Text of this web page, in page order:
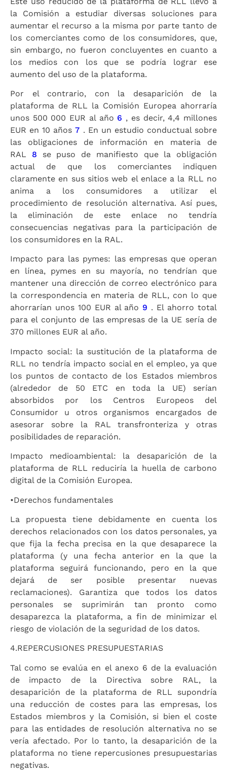
la Comisión a estudiar diversas soluciones para
aumentar el recurso a la misma por parte tanto de
los comerciantes como de los consumidores, que,
sin embargo, no fueron concluyentes en cuanto a
los medios con los que se podría lograr ese
aumento del uso de la plataforma.
Por el contrario, con la desaparición de la
plataforma de RLL la Comisión Europea ahorraría
unos 500 000 EUR al año 6 , es decir, 4,4 millones
EUR en 10 años 7 . En un estudio conductual sobre
las obligaciones de información en materia de
RAL
8
se puso de manifiesto que la obligación
actual de que los comerciantes indiquen
claramente en sus sitios web el enlace a la RLL no
anima a los consumidores a utilizar el
procedimiento de resolución alternativa. Así pues,
la eliminación de este enlace no tendría
consecuencias negativas para la participación de
los consumidores en la RAL.
Impacto para las pymes: las empresas que operan
en línea, pymes en su mayoría, no tendrían que
mantener una dirección de correo electrónico para
la correspondencia en materia de RLL, con lo que
ahorrarían unos 100 EUR al año 9 . El ahorro total
para el conjunto de las empresas de la UE sería de
370 millones EUR al año.
Impacto social: la sustitución de la plataforma de
RLL no tendría impacto social en el empleo, ya que
los puntos de contacto de los Estados miembros
(alrededor de 50 ETC en toda la UE) serían
absorbidos por los Centros Europeos del
Consumidor u otros organismos encargados de
asesorar sobre la RAL transfronteriza y otras
posibilidades de reparación.
Impacto medioambiental: la desaparición de la
plataforma de RLL reduciría la huella de carbono
digital de la Comisión Europea.
•Derechos fundamentales
La propuesta tiene debidamente en cuenta los
derechos relacionados con los datos personales, ya
que fija la fecha precisa en la que desaparece la
plataforma (y una fecha anterior en la que la
plataforma seguirá funcionando, pero en la que
dejará de ser posible presentar nuevas
reclamaciones). Garantiza que todos los datos
personales se suprimirán tan pronto como
desaparezca la plataforma, a fin de minimizar el
riesgo de violación de la seguridad de los datos.
4.REPERCUSIONES PRESUPUESTARIAS
Tal como se evalúa en el anexo 6 de la evaluación
de impacto de la Directiva sobre RAL, la
desaparición de la plataforma de RLL supondría
una reducción de costes para las empresas, los
Estados miembros y la Comisión, si bien el coste
para las entidades de resolución alternativa no se
vería afectado. Por lo tanto, la desaparición de la
plataforma no tiene repercusiones presupuestarias
negativas.